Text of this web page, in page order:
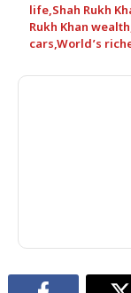
life,Shah Rukh
Rukh Khan wealth
cars,World’s